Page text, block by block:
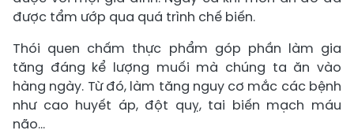
được tẩm ướp qua quá trình chế biến.
Thói quen chấm thực phẩm góp phần làm gia
tăng đáng kể lượng muối mà chúng ta ăn vào
hàng ngày. Từ đó, làm tăng nguy cơ mắc các bệnh
như cao huyết áp, đột quỵ, tai biến mạch máu
não...